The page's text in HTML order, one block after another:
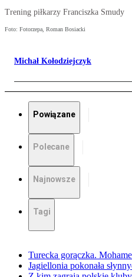
Trening piłkarzy Franciszka Smudy
Foto: Fotorzepa, Roman Bosiacki
Michał Kołodziejczyk
Powiązane
Polecane
Najnowsze
Tagi
Turecka gorączka.
Jagiellonia pokonała